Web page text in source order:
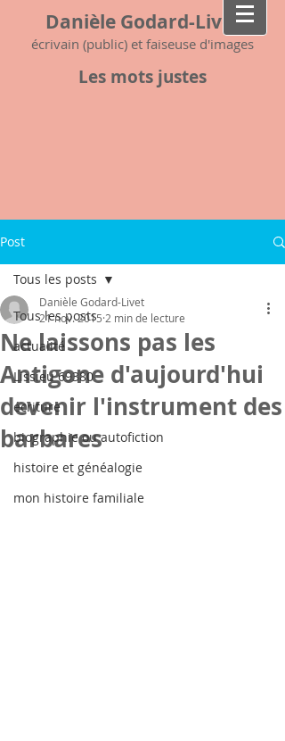
Danièle Godard-Livet
écrivain (public) et faiseuse d'images
Les mots justes
Post
Tous les posts
actualité
Lissieu 69380
écriture
biographie ou autofiction
histoire et généalogie
mon histoire familiale
Tous les posts
Ne laissons pas les
Antigone d'aujourd'hui
devenir l'instrument des
barbares
Danièle Godard-Livet
21 nov. 2015 2 min de lecture